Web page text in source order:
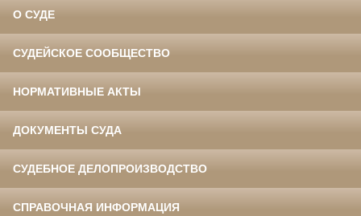
О СУДЕ
СУДЕЙСКОЕ СООБЩЕСТВО
НОРМАТИВНЫЕ АКТЫ
ДОКУМЕНТЫ СУДА
СУДЕБНОЕ ДЕЛОПРОИЗВОДСТВО
СПРАВОЧНАЯ ИНФОРМАЦИЯ